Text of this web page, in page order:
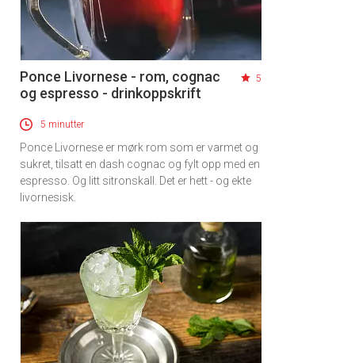
Ponce Livornese - rom, cognac
og espresso - drinkoppskrift
5
5 minutter
Ponce Livornese er mørk rom som er varmet og
sukret, tilsatt en dash cognac og fylt opp med en
espresso. Og litt sitronskall. Det er hett - og ekte
livornesisk.